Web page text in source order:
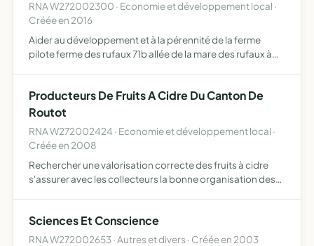
RNA W272002300 · Economie et développement local ·
Créée en 2016
Aider au développement et à la pérennité de la ferme
pilote ferme des rufaux 71b allée de la mare des rufaux à
Producteurs De Fruits A Cidre Du Canton De
Routot
RNA W272002424 · Economie et développement local ·
Créée en 2008
Rechercher une valorisation correcte des fruits à cidre
s'assurer avec les collecteurs la bonne organisation des
Sciences Et Conscience
RNA W272002653 · Autres et divers · Créée en 2003